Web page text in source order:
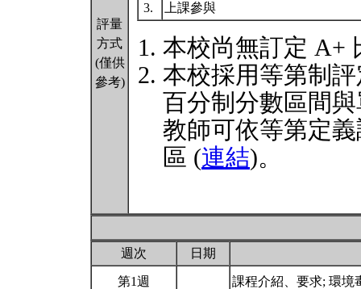
評量
方式
(僅供
參考)
3.
上課參與
本校尚無訂定 A+
本校採用等第制
百分制分數區間
教師可依等第定
區 (連結)。
週次 日期
第1週 課程介紹、要求; 環境